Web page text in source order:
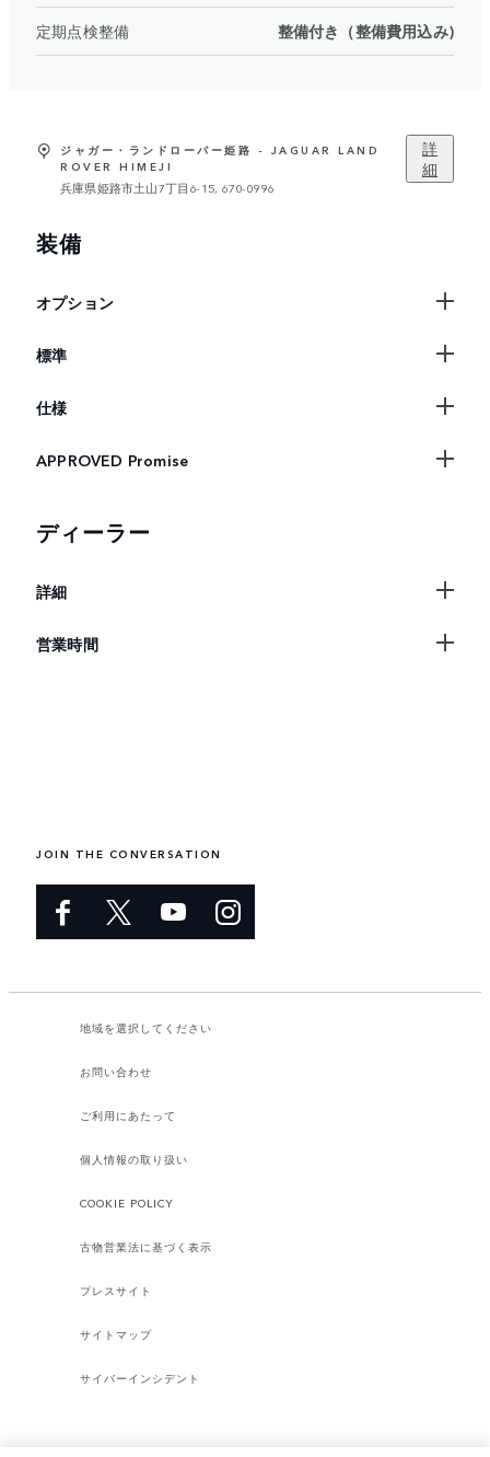
定期点検整備 整備付き（整備費用込み)
ジャガー・ランドローバー姫路 - JAGUAR LAND
ROVER HIMEJI
兵庫県姫路市土山7丁目6-15, 670-0996
詳
細
装備
オプション
標準
仕様
APPROVED Promise
ディーラー
詳細
営業時間
JOIN THE CONVERSATION
地域を選択してください​
お問い合わせ
ご利用にあたって
個人情報の取り扱い
COOKIE POLICY
古物営業法に基づく表示
プレスサイト
サイトマップ
サイバーインシデント